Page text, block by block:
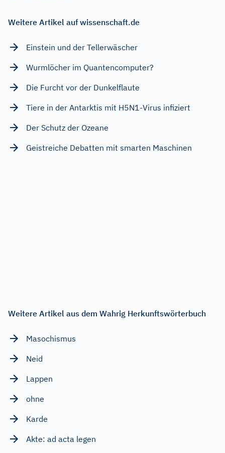
Weitere Artikel auf wissenschaft.de
Einstein und der Tellerwäscher
Wurmlöcher im Quantencomputer?
Die Furcht vor der Dunkelflaute
Tiere in der Antarktis mit H5N1-Virus infiziert
Der Schutz der Ozeane
Geistreiche Debatten mit smarten Maschinen
Weitere Artikel aus dem Wahrig Herkunftswörterbuch
Masochismus
Neid
Lappen
ohne
Karde
Akte: ad acta legen